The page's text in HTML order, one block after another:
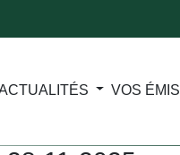
VOS